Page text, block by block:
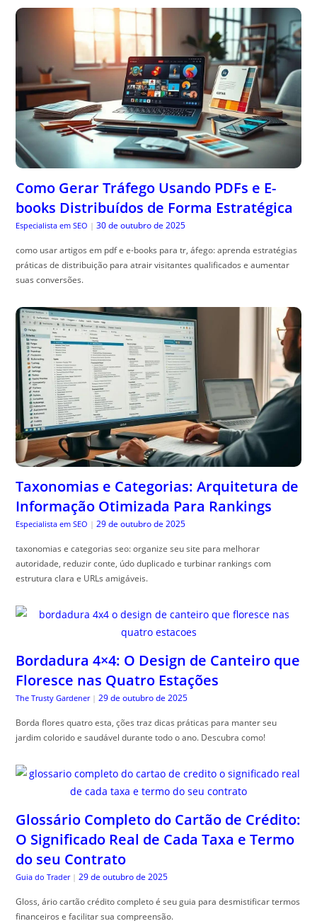
Como Gerar Tráfego Usando PDFs e E-
books Distribuídos de Forma Estratégica
Especialista em SEO | 30 de outubro de 2025
como usar artigos em pdf e e-books para tr, áfego: aprenda estratégias
práticas de distribuição para atrair visitantes qualificados e aumentar
suas conversões.
Taxonomias e Categorias: Arquitetura de
Informação Otimizada Para Rankings
Especialista em SEO | 29 de outubro de 2025
taxonomias e categorias seo: organize seu site para melhorar
autoridade, reduzir conte, údo duplicado e turbinar rankings com
estrutura clara e URLs amigáveis.
Bordadura 4×4: O Design de Canteiro que
Floresce nas Quatro Estações
The Trusty Gardener | 29 de outubro de 2025
Borda flores quatro esta, ções traz dicas práticas para manter seu
jardim colorido e saudável durante todo o ano. Descubra como!
Glossário Completo do Cartão de Crédito:
O Significado Real de Cada Taxa e Termo
do seu Contrato
Guia do Trader | 29 de outubro de 2025
Gloss, ário cartão crédito completo é seu guia para desmistificar termos
financeiros e facilitar sua compreensão.